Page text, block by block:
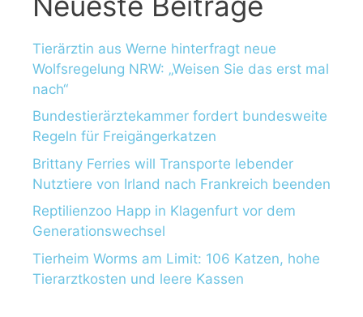
Tierärztin aus Werne hinterfragt neue
Wolfsregelung NRW: „Weisen Sie das erst mal
nach“
Bundestierärztekammer fordert bundesweite
Regeln für Freigängerkatzen
Brittany Ferries will Transporte lebender
Nutztiere von Irland nach Frankreich beenden
Reptilienzoo Happ in Klagenfurt vor dem
Generationswechsel
Tierheim Worms am Limit: 106 Katzen, hohe
Tierarztkosten und leere Kassen